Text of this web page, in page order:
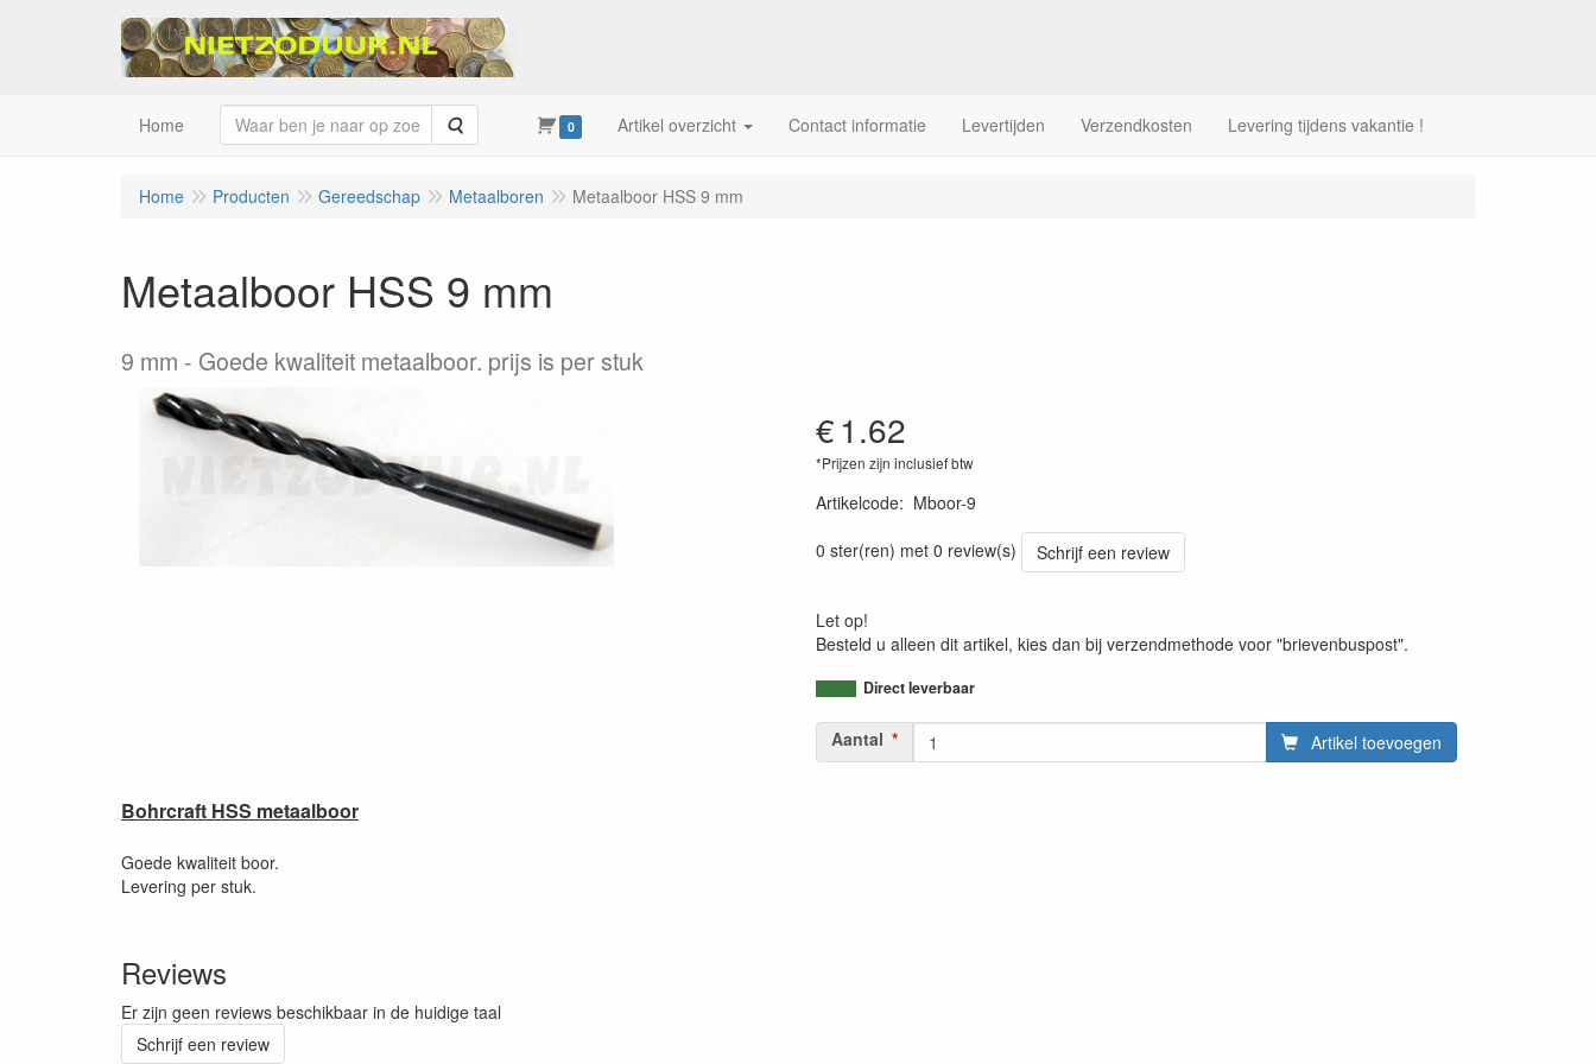
Home Zoeken 0 Artikel overzicht Contact informatie Levertijden Verzendkosten Levering tijdens vakantie !
Home Producten Gereedschap Metaalboren Metaalboor HSS 9 mm
Metaalboor HSS 9 mm
9 mm Goede kwaliteit metaalboor. prijs is per stuk
€1.62
*Prijzen zijn inclusief btw
Artikelcode: Mboor-9
0 ster(ren) met 0 review(s)
Schrijf een review
Let op!
Besteld u alleen dit artikel, kies dan bij verzendmethode voor "brievenbuspost".
Direct leverbaar
Aantal Artikel toevoegen
Bohrcraft HSS metaalboor
Goede kwaliteit boor.
Levering per stuk.
Reviews
Er zijn geen reviews beschikbaar in de huidige taal
Schrijf een review